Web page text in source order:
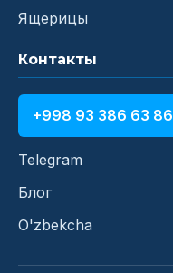
Ящерицы
Контакты
+998 93 386 63 86
Telegram
Блог
O'zbekcha